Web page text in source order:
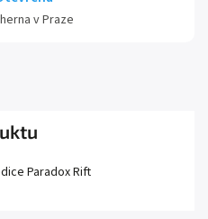
v Praze
Paradox Rift